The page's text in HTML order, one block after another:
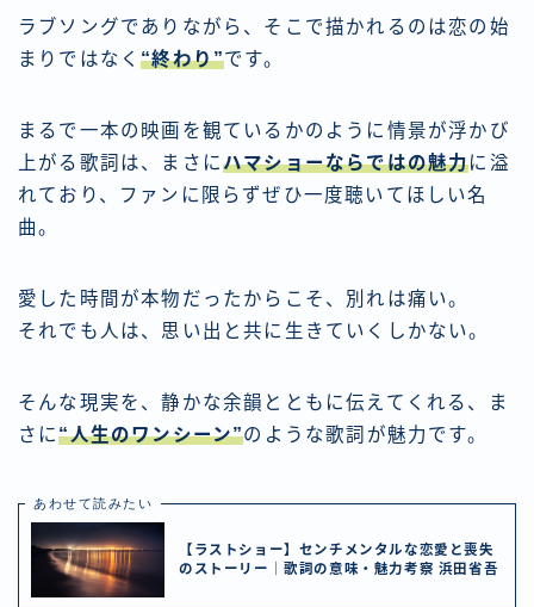
ラブソングでありながら、そこで描かれるのは恋の始
まりではなく“終わり”です。
まるで一本の映画を観ているかのように情景が浮かび
上がる歌詞は、まさにハマショーならではの魅力に溢
れており、ファンに限らずぜひ一度聴いてほしい名
曲。
愛した時間が本物だったからこそ、別れは痛い。
それでも人は、思い出と共に生きていくしかない。
そんな現実を、静かな余韻とともに伝えてくれる、ま
さに“人生のワンシーン”のような歌詞が魅力です。
あわせて読みたい
【ラストショー】センチメンタルな恋愛と喪失
のストーリー｜歌詞の意味・魅力考察 浜田省吾